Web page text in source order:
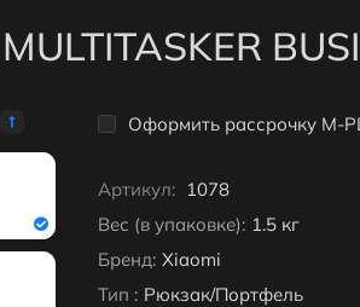
Оформить рассрочку M-
Артикул: 1078
Вес (в упаковке): 1.5 кг
Бренд: Xiaomi
Тип : Рюкзак/Портфель